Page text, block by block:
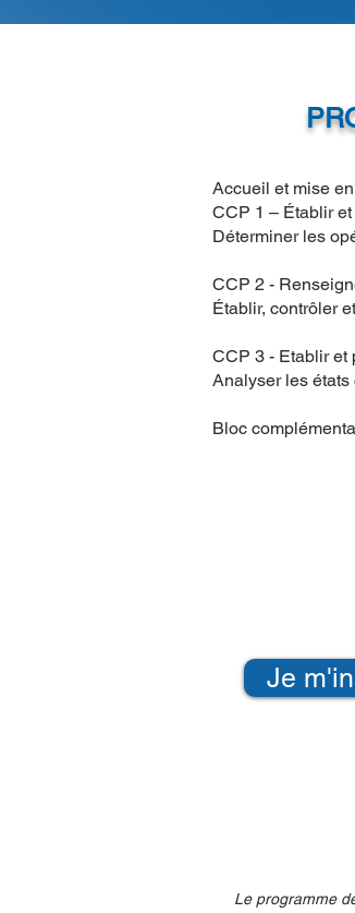
Accueil et mise
CCP 1 – Établir
Déterminer les
CCP 2 -
Établir, contrôler
CCP 3 - Etablir et
Analyser les états
Bloc
Je
Le programme